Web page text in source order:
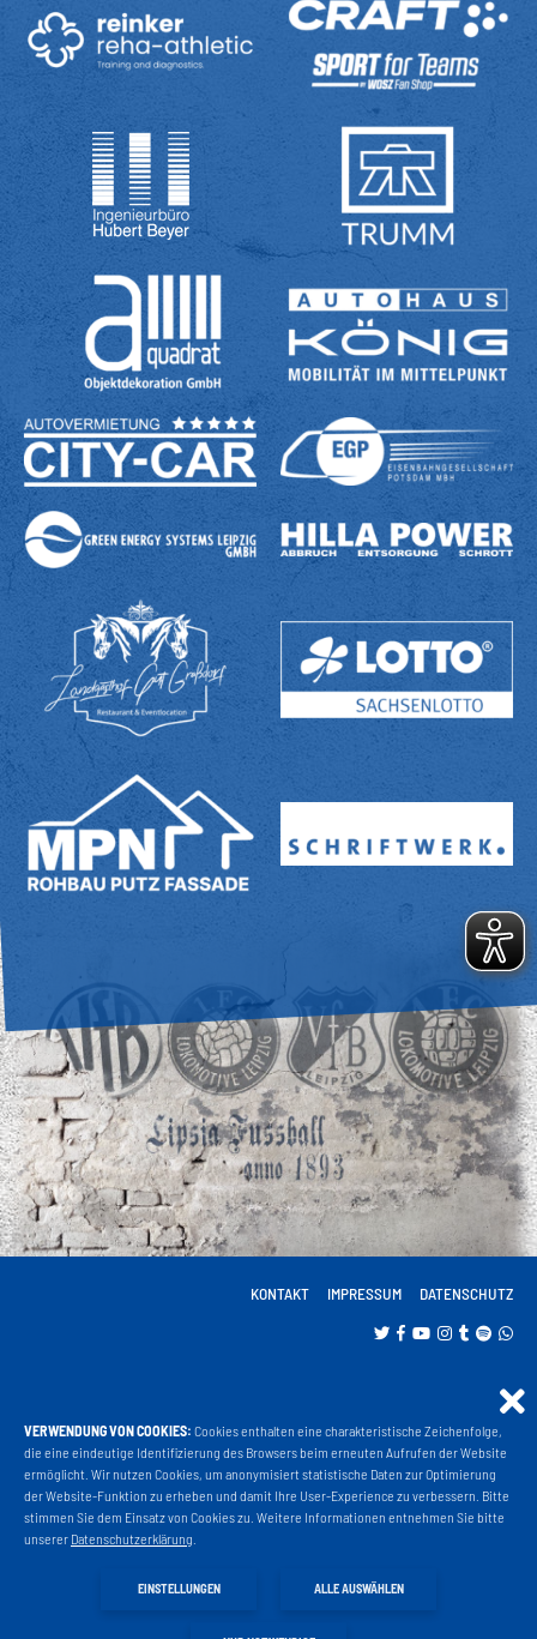
KONTAKT IMPRESSUM DATENSCHUTZ
Projekt Liga 3
Fanshop
VERWENDUNG VON COOKIES: Cookies enthalten eine charakteristische Zeichenfolge,
die eine eindeutige Identifizierung des Browsers beim erneuten Aufrufen der Website
ermöglicht. Wir nutzen Cookies, um anonymisiert statistische Daten zur Optimierung
der Website-Funktion zu erheben und damit Ihre User-Experience zu verbessern. Bitte
stimmen Sie dem Einsatz von Cookies zu. Weitere Informationen entnehmen Sie bitte
unserer Datenschutzerklärung
EINSTELLUNGEN ALLE AUSWÄHLEN